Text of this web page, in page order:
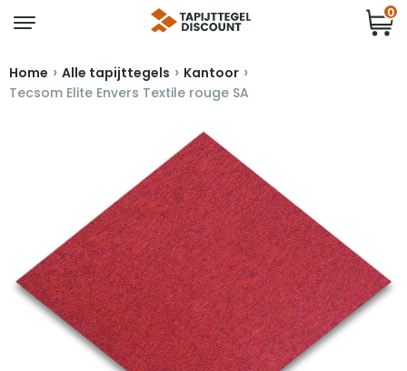
0
Home › Alle tapijttegels › Kantoor ›
Tecsom Elite Envers Textile rouge SA